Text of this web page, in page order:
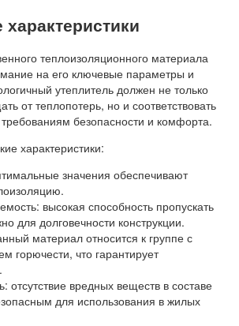
теплоизоляционного материала
на его ключевые параметры и
утеплитель должен не только
от теплопотерь, но и соответствовать
безопасности и комфорта.
характеристики:
значения обеспечивают
высокая способность пропускать
для долговечности конструкции.
материал относится к группе с
горючести, что гарантирует
отсутствие вредных веществ в составе
для использования в жилых